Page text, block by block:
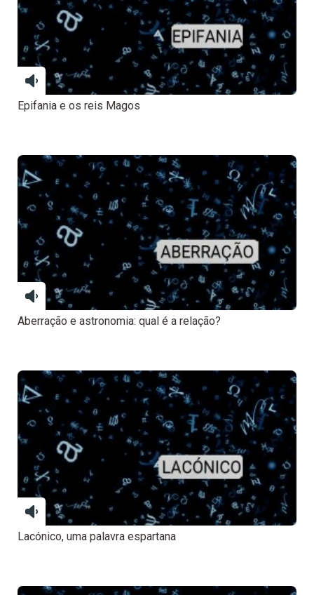
Epifania e os reis Magos
Aberração e astronomia: qual é a relação?
Lacónico, uma palavra espartana